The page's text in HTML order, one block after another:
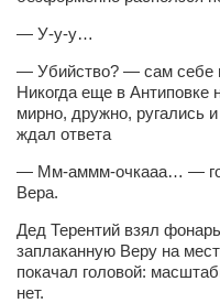
«ЧАЙ —
Багетный
— У-у-у…
— Убийство? — сам себе
Никогда еще в Антиповке
мирно, дружно, ругались
ждал ответа
— Мм-аммм-очкааа… —
Вера.
Дед Терентий взял
заплаканную Веру на
покачал головой:
нет.